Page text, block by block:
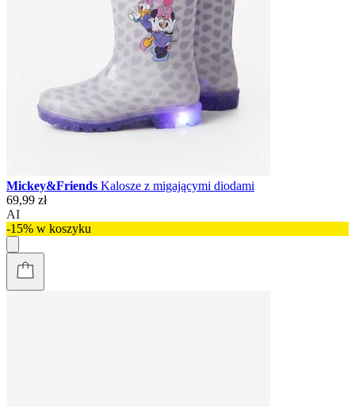
Mickey&Friends Kalosze z migającymi diodami
69,99 zł
AI
-15% w koszyku